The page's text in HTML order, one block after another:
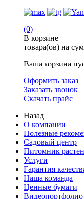
(0)
В корзине
товара(ов) на
Ваша корзина
Оформить заказ
Заказать звонок
Скачать прайс
Назад
О компании
Полезные
Садовый центр
Питомник
Услуги
Гарантия
Наша команда
Ценные бумаги
Видеопортфолио